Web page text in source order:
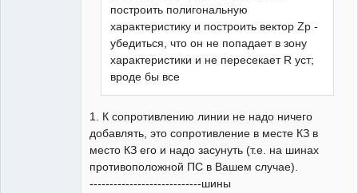
построить полигональную
характеристику и построить вектор Zp -
убедиться, что он не попадает в зону
характеристики и не пересекает R уст;
вроде бы все
1. К сопротивлению линии не надо ничего
добавлять, это сопротивление в месте КЗ в
место КЗ его и надо засунуть (т.е. на шинах
противоположной ПС в Вашем случае).
----------------------------шины